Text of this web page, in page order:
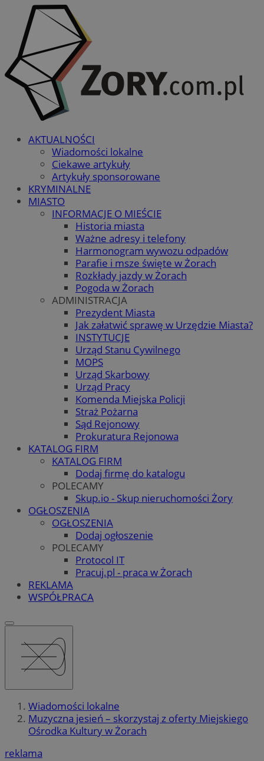
AKTUALNOŚCI
Wiadomości lokalne
Ciekawe artykuły
Artykuły sponsorowane
KRYMINALNE
MIASTO
INFORMACJE O MIEŚCIE
Historia miasta
Ważne adresy i telefony
Harmonogram wywozu odpadów
Parafie i msze święte w Żorach
Rozkłady jazdy w Żorach
Pogoda w Żorach
ADMINISTRACJA
Prezydent Miasta
Jak załatwić sprawę w Urzędzie Miasta?
INSTYTUCJE
Urząd Stanu Cywilnego
MOPS
Urząd Skarbowy
Urząd Pracy
Komenda Miejska Policji
Straż Pożarna
Sąd Rejonowy
Prokuratura Rejonowa
KATALOG FIRM
KATALOG FIRM
Dodaj firmę do katalogu
POLECAMY
Skup.io - Skup nieruchomości Żory
OGŁOSZENIA
OGŁOSZENIA
Dodaj ogłoszenie
POLECAMY
Protocol IT
Pracuj.pl - praca w Żorach
REKLAMA
WSPÓŁPRACA
Wiadomości lokalne
Muzyczna jesień – skorzystaj z oferty Miejskiego
Ośrodka Kultury w Żorach
reklama